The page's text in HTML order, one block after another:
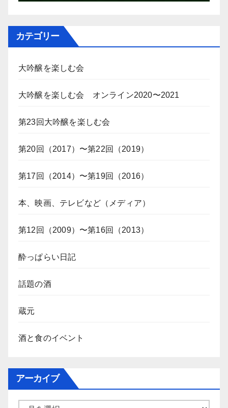
カテゴリー
大吟醸を楽しむ会
大吟醸を楽しむ会 オンライン2020〜2021
第23回大吟醸を楽しむ会
第20回（2017）〜第22回（2019）
第17回（2014）〜第19回（2016）
本、映画、テレビなど（メディア）
第12回（2009）〜第16回（2013）
酔っぱらい日記
話題の酒
蔵元
酒と食のイベント
アーカイブ